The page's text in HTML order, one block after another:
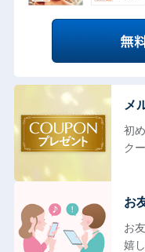
メ
初
ク
お
お
嬉